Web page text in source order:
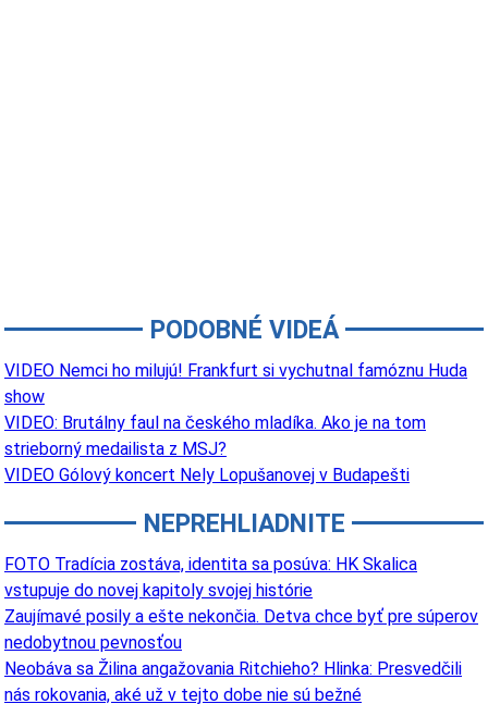
PODOBNÉ VIDEÁ
VIDEO Nemci ho milujú! Frankfurt si vychutnal famóznu Huda
show
VIDEO: Brutálny faul na českého mladíka. Ako je na tom
strieborný medailista z MSJ?
VIDEO Gólový koncert Nely Lopušanovej v Budapešti
NEPREHLIADNITE
FOTO Tradícia zostáva, identita sa posúva: HK Skalica
vstupuje do novej kapitoly svojej histórie
Zaujímavé posily a ešte nekončia. Detva chce byť pre súperov
nedobytnou pevnosťou
Neobáva sa Žilina angažovania Ritchieho? Hlinka: Presvedčili
nás rokovania, aké už v tejto dobe nie sú bežné